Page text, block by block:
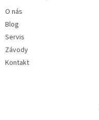
O nás
Blog
Servis
Závody
Kontakt